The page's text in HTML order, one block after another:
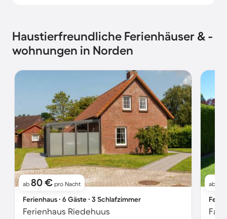
Haustierfreundliche Ferienhäuser & -
wohnungen in Norden
ab 80 € pro Nacht
Ferienhaus ∙ 6 Gäste ∙ 3 Schlafzimmer
Ferienhaus Riedehuus
ab